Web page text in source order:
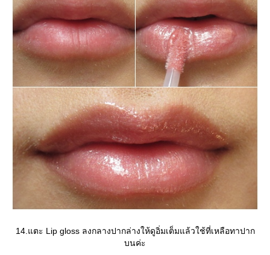
14.แตะ Lip gloss ลงกลางปากล่างให้ดูอิ่มเต็มแล้วใช้ที่เหลือทาปาก
บนค่ะ